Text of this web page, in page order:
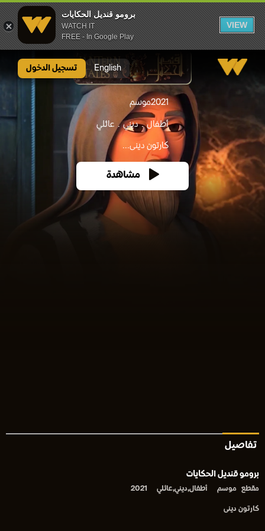
برومو قنديل الحكايات
WATCH IT
FREE - In Google Play
VIEW
English تسجيل الدخول
2021موسم
أطفال ديني عائلي
كارتون دينى...
مشاهدة
تفاصيل
برومو قنديل الحكايات
مقطع موسم أطفال,ديني,عائلي 2021
كارتون دينى